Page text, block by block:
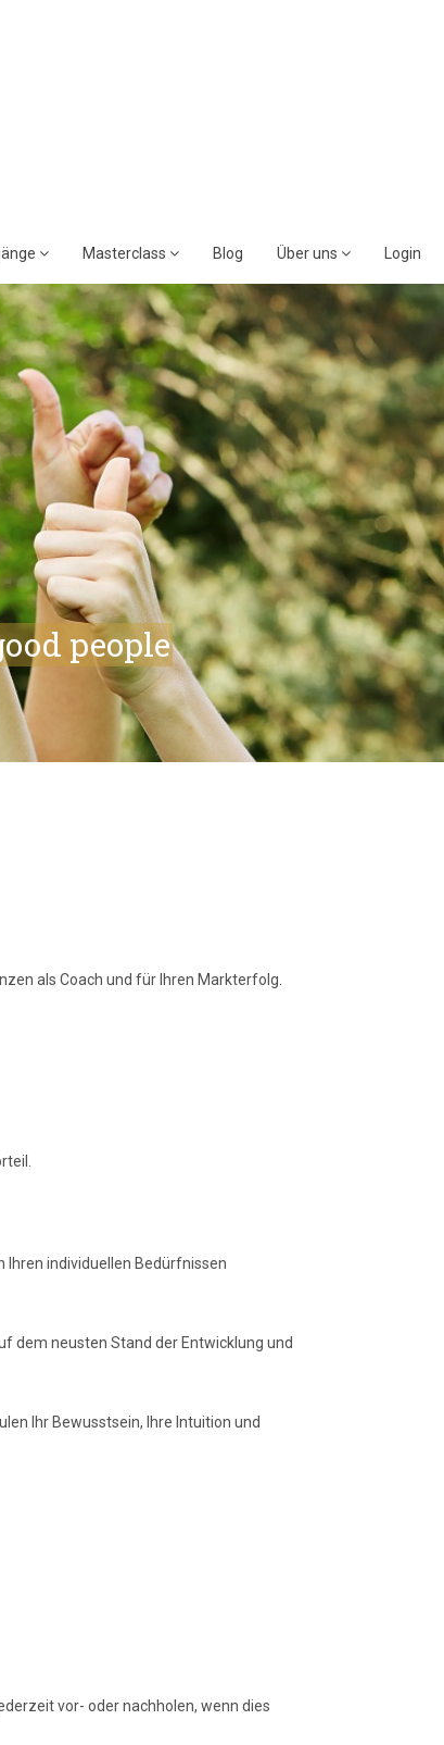
Masterclass Blog Über uns Login
people
als Coach und für Ihren Markterfolg.
individuellen Bedürfnissen
dem neusten Stand der Entwicklung und
Ihr Bewusstsein, Ihre Intuition und
vor- oder nachholen, wenn dies